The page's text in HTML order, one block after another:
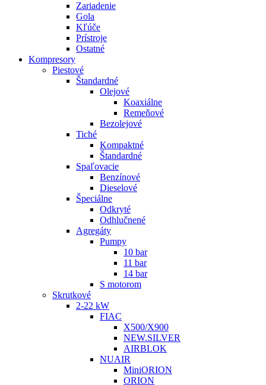
Zariadenie
Gola
Kľúče
Prístroje
Ostatné
Kompresory
Piestové
Štandardné
Olejové
Koaxiálne
Remeňové
Bezolejové
Tiché
Kompaktné
Štandardné
Spaľovacie
Benzínové
Dieselové
Špeciálne
Odkryté
Odhlučnené
Agregáty
Pumpy
10 bar
11 bar
14 bar
S motorom
Skrutkové
2-22 kW
FIAC
X500/X900
NEW.SILVER
AIRBLOK
NUAIR
MiniORION
ORION